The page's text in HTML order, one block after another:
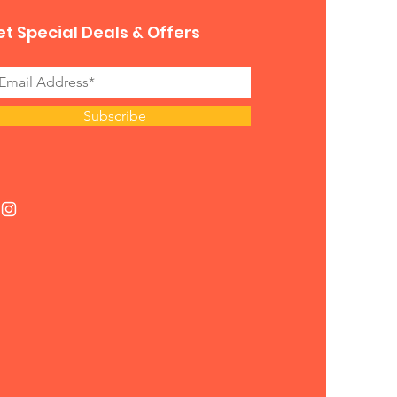
Special Deals & Offers
Subscribe